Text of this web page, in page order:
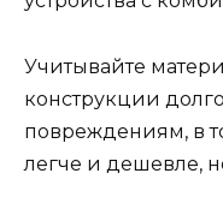
Учитывайте
конструкции
повреждениям, в
легче и дешевле,